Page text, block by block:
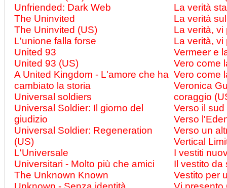
Unfriended: Dark Web
The Uninvited
The Uninvited (US)
L'unione falla forse
United 93
United 93 (US)
A United Kingdom - L'amore che ha
cambiato la storia
Universal soldiers
Universal Soldier: Il giorno del
giudizio
Universal Soldier: Regeneration
(US)
L'Universale
Universitari - Molto più che amici
The Unknown Known
La verità
La verità
La verità, vi
La verità, vi
Vermeer e
Vero come
Vero come
Veronica
coraggio
Verso il sud
Verso
Verso un
Vertical
I vestiti
Il vestito da
Vestito per